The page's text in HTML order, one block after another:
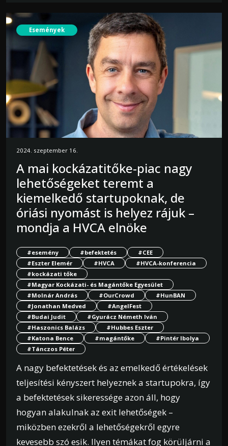
Események
2024. szeptember 16.
A mai kockázatitőke-piac nagy
lehetőségeket teremt a
kiemelkedő startupoknak, de
óriási nyomást is helyez rájuk –
mondja a HVCA elnöke
#esemény #befektetés
#CEE
#Eszter Elemér
#HVCA
#HVCA-konferencia
#kockázati tőke
#Magyar Kockázati- és Magántőke Egyesület
#Molnár András
#OurCrowd
#HunBAN
#Jonathan Medved
#AngelFest
#Budai Judit
#Gyurácz Németh Iván
#Haszonics Balázs
#Hubbes Eszter
#Katona Bence
#magántőke
#Pintér Ibolya
#Tánczos Péter
A nagy befektetések és az emelkedő értékelések
teljesítési kényszert helyeznek a startupokra, így
a befektetések sikeressége azon áll, hogy
hogyan alakulnak az exit lehetőségek –
miközben ezekről a lehetőségekről egyre
kevesebb szó esik. Ilyen témákat fog körüljárni a